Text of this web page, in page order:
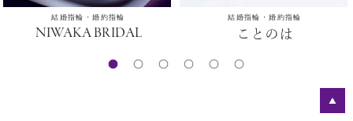
結婚指輪・婚約指輪
NIWAKA BRIDAL
結婚指輪・婚約指輪
ことのは
▲